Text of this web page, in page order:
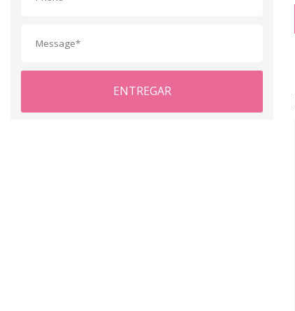
ENTREGAR